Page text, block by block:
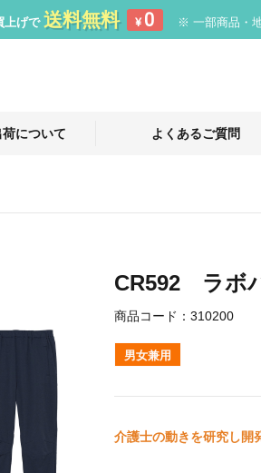
上げで 送料無料 ¥ 0 ※ 一部商品・
について よくあるご質問
CR592 ラボ
商品コード： 310200
男女兼用
介護士の動きを研究し開